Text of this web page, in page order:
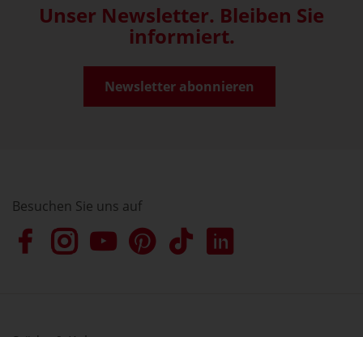
Unser Newsletter. Bleiben Sie
informiert.
Newsletter abonnieren
Besuchen Sie uns auf